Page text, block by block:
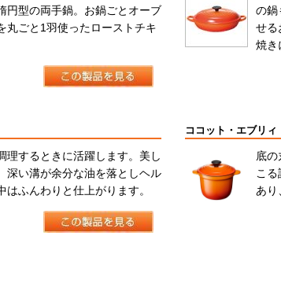
円型の両手鍋。お鍋ごとオーブ
丸ごと1羽使ったローストチキ
の鍋
せる
焼き
理するときに活躍します。美し
深い溝が余分な油を落としヘル
ふんわりと仕上がります。
ココット・エブリィ
底
こ
あり